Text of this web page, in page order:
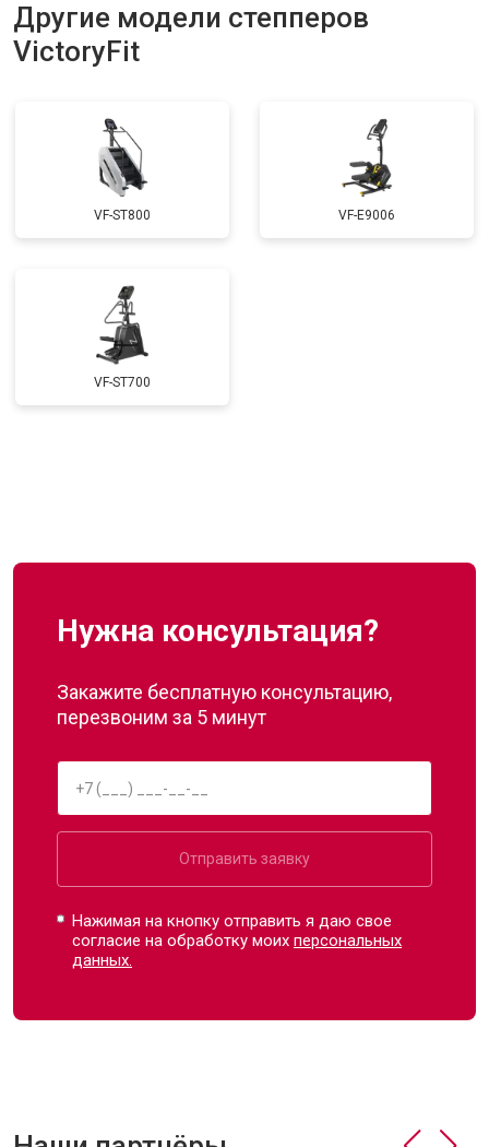
Другие модели степперов
VictoryFit
VF-ST800 VF-E9006
VF-ST700
Нужна консультация?
Закажите бесплатную консультацию,
перезвоним за 5 минут
Отправить заявку
Нажимая на кнопку отправить я даю свое
согласие на обработку моихперсональных
данных.